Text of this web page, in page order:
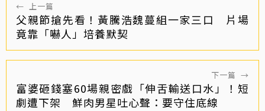
← 上一篇
父親節搶先看！黃騰浩魏蔓組一家三口 片場
竟靠「嚇人」培養默契
下一篇 →
富婆砸錢塞60場親密戲「伸舌輸送口水」！短
劇遭下架 鮮肉男星吐心聲：要守住底線